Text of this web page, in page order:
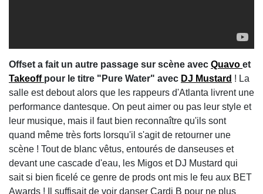
Offset a fait un autre passage sur scène avec Quavo et
Takeoff pour le titre "Pure Water" avec DJ Mustard ! La
salle est debout alors que les rappeurs d'Atlanta livrent une
performance dantesque. On peut aimer ou pas leur style et
leur musique, mais il faut bien reconnaître qu'ils sont
quand même très forts lorsqu'il s'agit de retourner une
scène ! Tout de blanc vêtus, entourés de danseuses et
devant une cascade d'eau, les Migos et DJ Mustard qui
sait si bien ficelé ce genre de prods ont mis le feu aux BET
Awards ! Il suffisait de voir danser Cardi B pour ne plus